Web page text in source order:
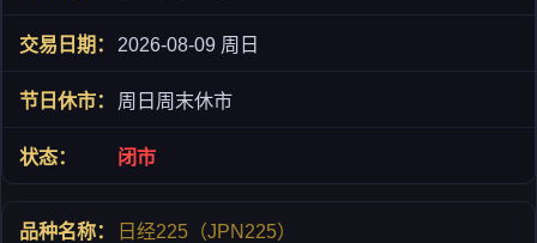
2026-08-09 周日
周日周末休市
闭市
日经225（JPN225）